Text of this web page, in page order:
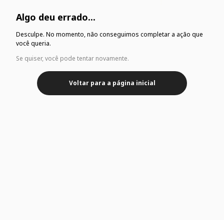
Algo deu errado...
Desculpe. No momento, não conseguimos completar a ação que
você queria.
Se quiser, você pode tentar novamente.
Voltar para a página inicial